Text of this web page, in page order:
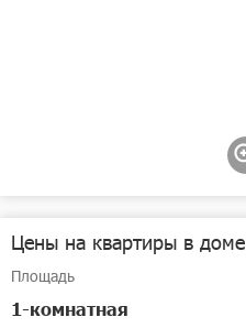
Цены на квартиры в доме
Площадь
1-комнатная